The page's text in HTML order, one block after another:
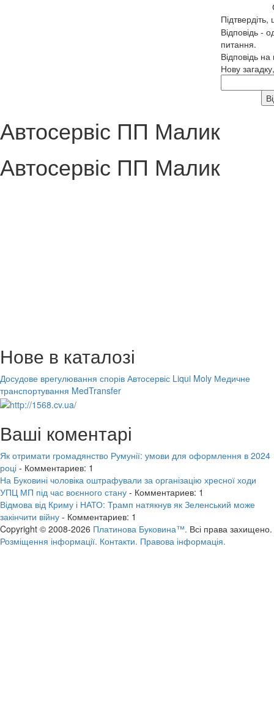
Відповідь -
питання.
Відповідь
Нову
Автосервіс ПП Малик
Автосервіс ПП Малик
Нове в каталозі
Досудове врегулювання спорів Автосервіс Liqui Moly Медичне
транспортування MedTransfer
Ваші коментарі
Як отримати громадянство Румунії: умови для оформлення в 2024
році - Комментариев: 1
На Буковині чоловіка оштрафували за організацію хресної ходи
УПЦ МП під час воєнного стану - Комментариев: 1
Відмова від Криму і НАТО: Трамп натякнув як Зеленський може
закінчити війну - Комментариев: 1
Copyright © 2008-2026 Платинова Буковина™. Всі права захищено.
Розміщення інформації. Контакти. Правова інформація.